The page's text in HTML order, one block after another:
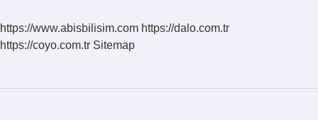
https://www.abisbilisim.com https://dalo.com.tr
https://coyo.com.tr Sitemap